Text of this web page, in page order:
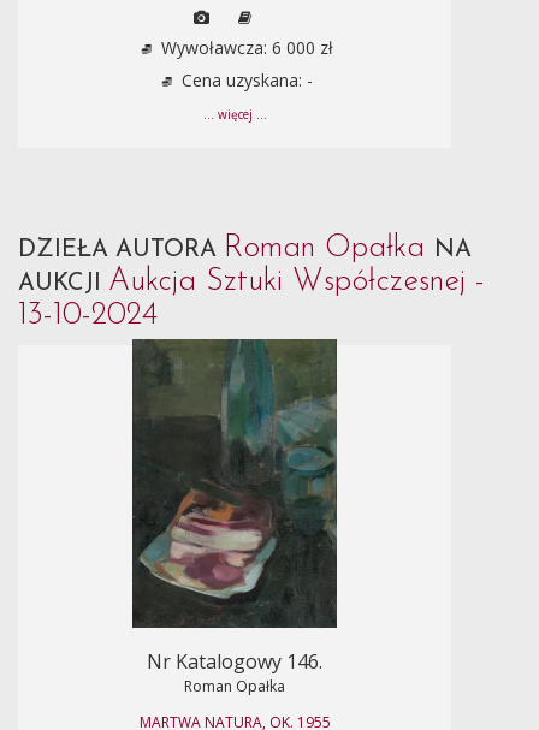
Wywoławcza: 6 000 zł
Cena uzyskana: -
... więcej ...
DZIEŁA AUTORA Roman Opałka NA
AUKCJI Aukcja Sztuki Współczesnej -
13-10-2024
Nr Katalogowy 146.
Roman Opałka
MARTWA NATURA, OK. 1955